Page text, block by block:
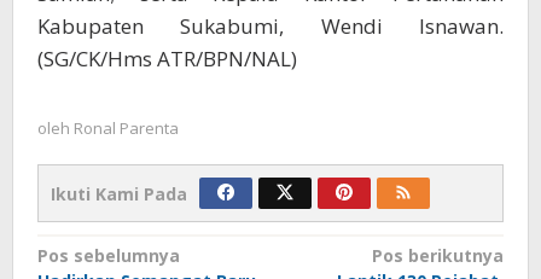
Kabupaten Sukabumi, Wendi Isnawan.
(SG/CK/Hms ATR/BPN/NAL)
oleh Ronal Parenta
Ikuti Kami Pada
Navigasi
Pos sebelumnya
Pos berikutnya